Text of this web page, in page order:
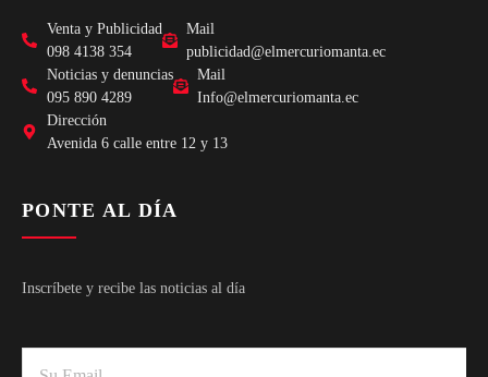
Venta y Publicidad
098 4138 354
Mail
publicidad@elmercuriomanta.ec
Noticias y denuncias
095 890 4289
Mail
Info@elmercuriomanta.ec
Dirección
Avenida 6 calle entre 12 y 13
PONTE AL DÍA
Inscríbete y recibe las noticias al día